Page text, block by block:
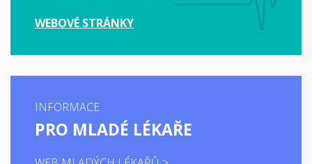
WEBOVÉ STRÁNKY
INFORMACE
PRO MLADÉ LÉKAŘE